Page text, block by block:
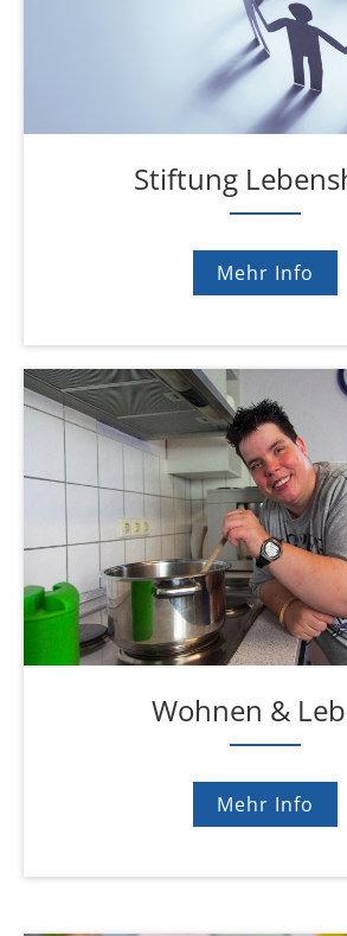
Stiftung
Mehr Info
Wohnen &
Mehr Info